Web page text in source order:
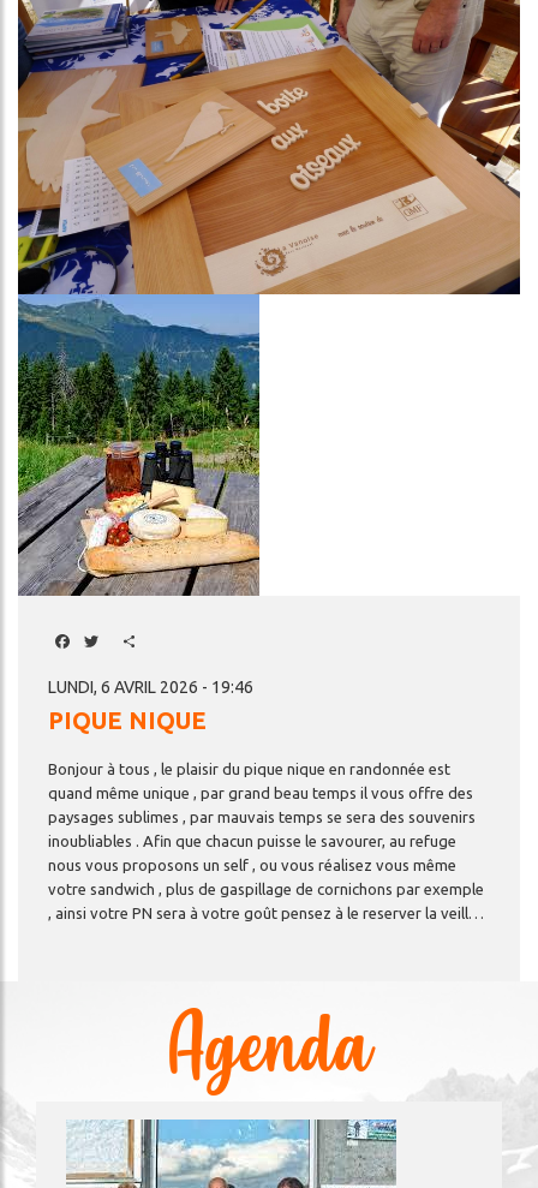
Image
Facebook
Twitter
LUNDI, 6 AVRIL 2026 - 19:46
PIQUE NIQUE
Bonjour à tous , le plaisir du pique nique en randonnée est
quand même unique , par grand beau temps il vous offre des
paysages sublimes , par mauvais temps se sera des souvenirs
inoubliables . Afin que chacun puisse le savourer, au refuge
nous vous proposons un self , ou vous réalisez vous même
votre sandwich , plus de gaspillage de cornichons par exemple
Agenda
Image